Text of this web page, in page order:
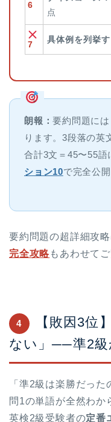
6
点
7 具体例を列挙す
朗報：要約問題には
ります。3段落の英
合計3文＝45〜55
ション10で完全公開
要約問題の超詳細攻
完全攻略もあわせて
4
【敗因3位
ない」──準2
「準2級は楽勝だっ
問1の単語が全然わ
英検2級受験者の定番